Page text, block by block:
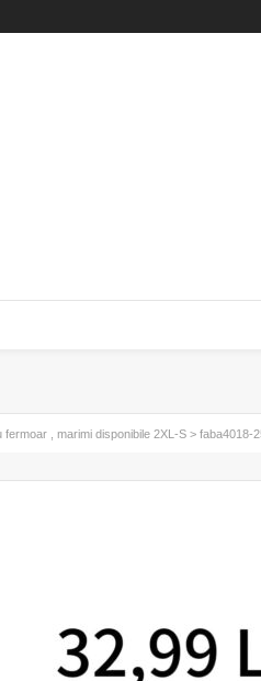
, marimi disponibile 2XL-S > faba4018-